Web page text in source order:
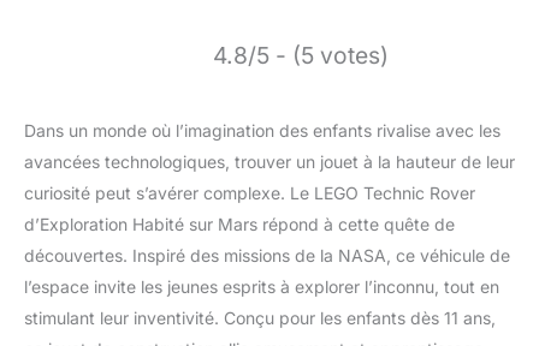
4.8/5 - (5 votes)
Dans un monde où l’imagination des enfants rivalise avec les
avancées technologiques, trouver un jouet à la hauteur de leur
curiosité peut s’avérer complexe. Le LEGO Technic Rover
d’Exploration Habité sur Mars répond à cette quête de
découvertes. Inspiré des missions de la NASA, ce véhicule de
l’espace invite les jeunes esprits à explorer l’inconnu, tout en
stimulant leur inventivité. Conçu pour les enfants dès 11 ans,